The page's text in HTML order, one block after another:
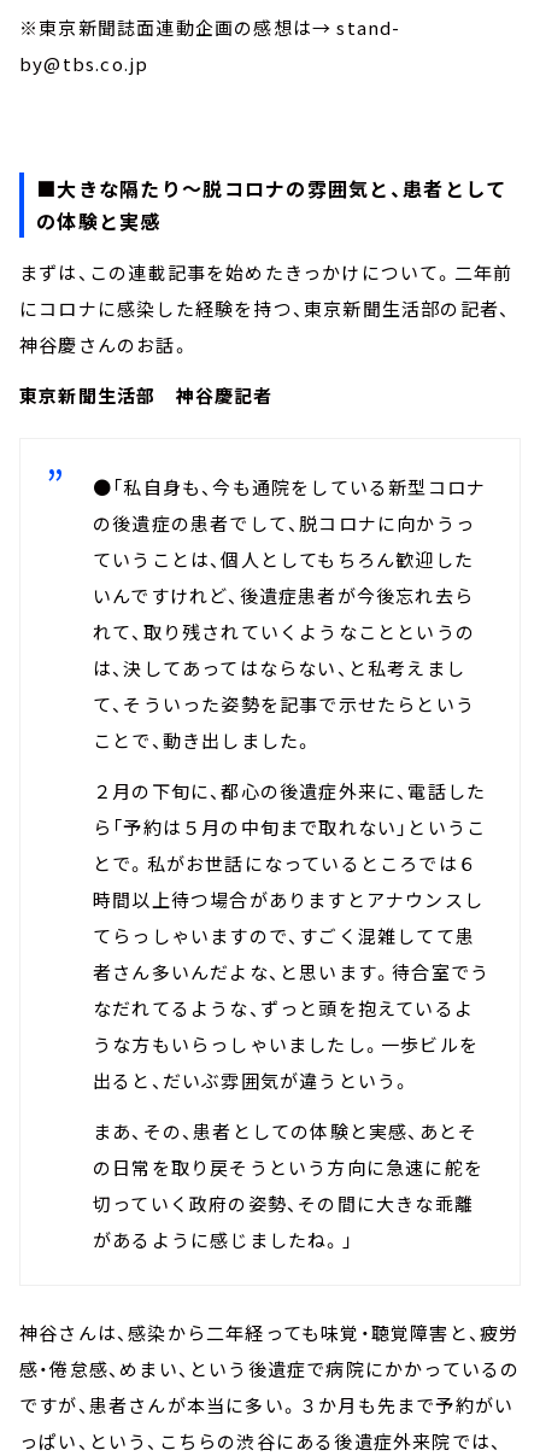
※東京新聞誌面連動企画の感想は→ stand-
by@tbs.co.jp
■大きな隔たり～脱コロナの雰囲気と、患者として
の体験と実感
まずは、この連載記事を始めたきっかけについて。二年前
にコロナに感染した経験を持つ、東京新聞生活部の記者、
神谷慶さんのお話。
東京新聞生活部 神谷慶記者
●「私自身も、今も通院をしている新型コロナ
の後遺症の患者でして、脱コロナに向かうっ
ていうことは、個人としてもちろん歓迎した
いんですけれど、後遺症患者が今後忘れ去ら
れて、取り残されていくようなことというの
は、決してあってはならない、と私考えまし
て、そういった姿勢を記事で示せたらという
ことで、動き出しました。
２月の下旬に、都心の後遺症外来に、電話した
ら「予約は５月の中旬まで取れない」というこ
とで。私がお世話になっているところでは６
時間以上待つ場合がありますとアナウンスし
てらっしゃいますので、すごく混雑してて患
者さん多いんだよな、と思います。待合室でう
なだれてるような、ずっと頭を抱えているよ
うな方もいらっしゃいましたし。一歩ビルを
出ると、だいぶ雰囲気が違うという。
まあ、その、患者としての体験と実感、あとそ
の日常を取り戻そうという方向に急速に舵を
切っていく政府の姿勢、その間に大きな乖離
があるように感じましたね。」
神谷さんは、感染から二年経っても味覚・聴覚障害と、疲労
感・倦怠感、めまい、という後遺症で病院にかかっているの
ですが、患者さんが本当に多い。３か月も先まで予約がい
っぱい、という、こちらの渋谷にある後遺症外来院では、